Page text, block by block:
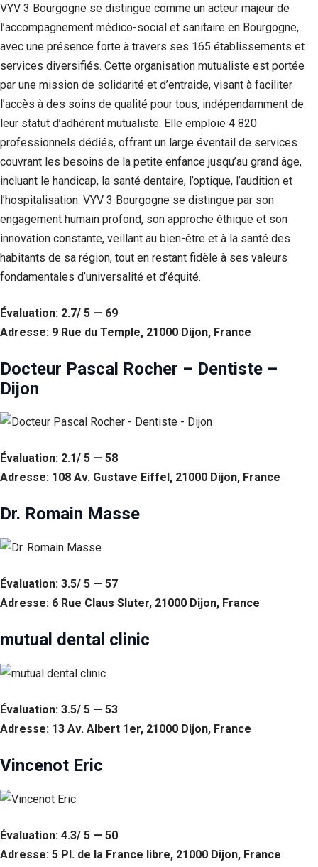
VYV 3 Bourgogne se distingue comme un acteur majeur de
l’accompagnement médico-social et sanitaire en Bourgogne,
avec une présence forte à travers ses 165 établissements et
services diversifiés. Cette organisation mutualiste est portée
par une mission de solidarité et d’entraide, visant à faciliter
l’accès à des soins de qualité pour tous, indépendamment de
leur statut d’adhérent mutualiste. Elle emploie 4 820
professionnels dédiés, offrant un large éventail de services
couvrant les besoins de la petite enfance jusqu’au grand âge,
incluant le handicap, la santé dentaire, l’optique, l’audition et
l’hospitalisation. VYV 3 Bourgogne se distingue par son
engagement humain profond, son approche éthique et son
innovation constante, veillant au bien-être et à la santé des
habitants de sa région, tout en restant fidèle à ses valeurs
fondamentales d’universalité et d’équité.
Évaluation: 2.7/ 5 — 69
Adresse: 9 Rue du Temple, 21000 Dijon, France
Docteur Pascal Rocher – Dentiste –
Dijon
Évaluation: 2.1/ 5 — 58
Adresse: 108 Av. Gustave Eiffel, 21000 Dijon, France
Dr. Romain Masse
Évaluation: 3.5/ 5 — 57
Adresse: 6 Rue Claus Sluter, 21000 Dijon, France
mutual dental clinic
Évaluation: 3.5/ 5 — 53
Adresse: 13 Av. Albert 1er, 21000 Dijon, France
Vincenot Eric
Évaluation: 4.3/ 5 — 50
Adresse: 5 Pl. de la France libre, 21000 Dijon, France